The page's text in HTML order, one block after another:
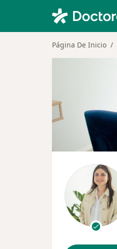
Página De Inicio